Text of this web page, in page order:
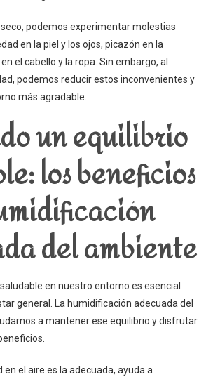
podemos experimentar molestias
en la piel y los ojos, picazón en la
el cabello y la ropa. Sin embargo, al
podemos reducir estos inconvenientes y
más agradable.
un equilibrio
los beneficios
del ambiente
en nuestro entorno es esencial
general. La humidificación adecuada del
a mantener ese equilibrio y disfrutar
en el aire es la adecuada, ayuda a